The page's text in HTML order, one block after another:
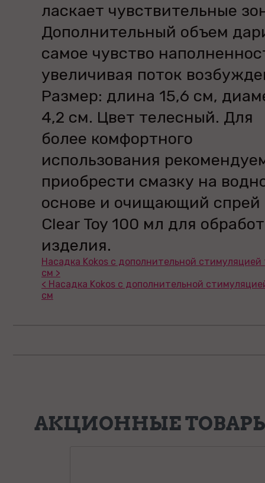
ласкает чувствительные
Дополнительный объем
самое чувство
увеличивая поток
Размер: длина 15,6 см,
4,2 см. Цвет телесный. Для
более комфортного
использования
приобрести смазку на
основе и очищающий спрей
Clear Toy 100 мл для
изделия.
Насадка Kokos с дополнительной стимуляцией
см >
< Насадка Kokos с дополнительной
см
АКЦИОННЫЕ